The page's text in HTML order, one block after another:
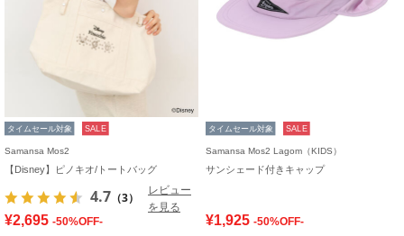
タイムセール対象 SALE
Samansa Mos2
【Disney】ピノキオ/トートバッグ
4.7 （3）
レビュー
を見る
¥2,695 -50%OFF-
タイムセール対象 SALE
Samansa Mos2 Lagom（KIDS）
サンシェード付きキャップ
¥1,925 -50%OFF-